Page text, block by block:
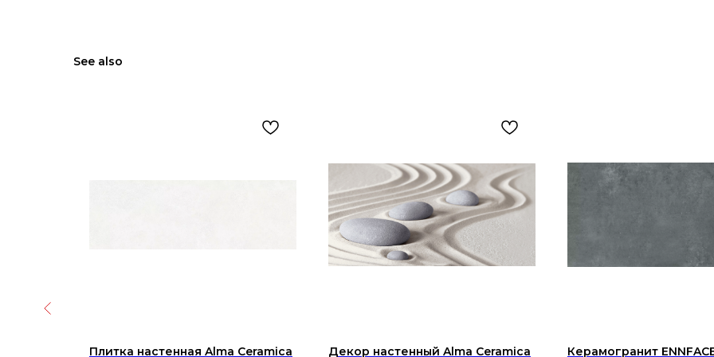
See also
Плитка настенная Alma Ceramica
Декор настенный Alma Ceramica
Керамогранит